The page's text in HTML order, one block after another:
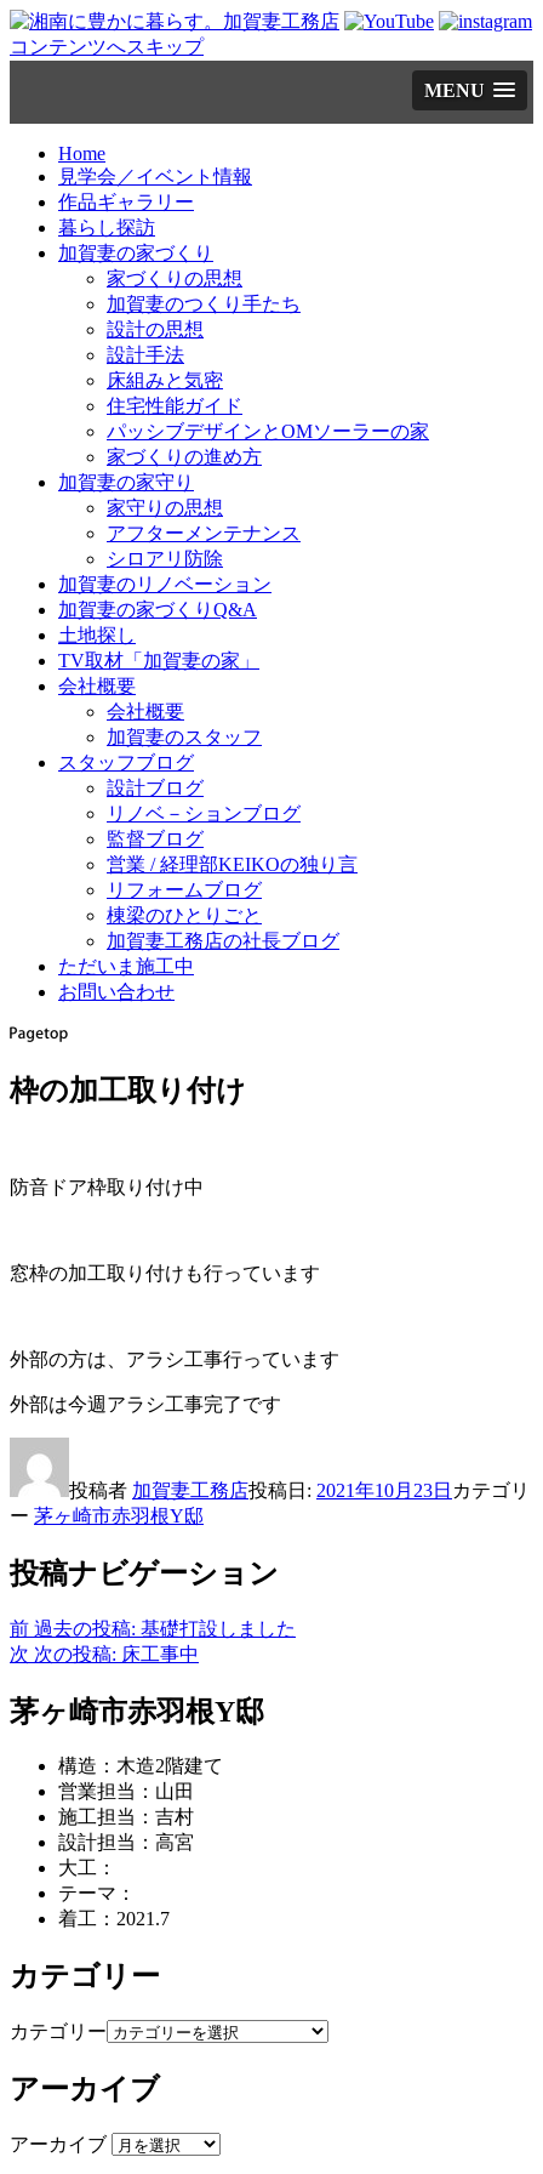
コンテンツへスキップ
MENU
Home
見学会／イベント情報
作品ギャラリー
暮らし探訪
加賀妻の家づくり
家づくりの思想
加賀妻のつくり手たち
設計の思想
設計手法
床組みと気密
住宅性能ガイド
パッシブデザインとOMソーラーの家
家づくりの進め方
加賀妻の家守り
家守りの思想
アフターメンテナンス
シロアリ防除
加賀妻のリノベーション
加賀妻の家づくりQ&A
土地探し
TV取材「加賀妻の家」
会社概要
会社概要
加賀妻のスタッフ
スタッフブログ
設計ブログ
リノベ－ションブログ
監督ブログ
営業 / 経理部KEIKOの独り言
リフォームブログ
棟梁のひとりごと
加賀妻工務店の社長ブログ
ただいま施工中
お問い合わせ
枠の加工取り付け
防音ドア枠取り付け中
窓枠の加工取り付けも行っています
外部の方は、アラシ工事行っています
外部は今週アラシ工事完了です
投稿者 加賀妻工務店投稿日: 2021年10月23日 カテゴリ
ー 茅ヶ崎市赤羽根Y邸
投稿ナビゲーション
前 過去の投稿: 基礎打設しました
次 次の投稿: 床工事中
茅ヶ崎市赤羽根Y邸
構造：木造2階建て
営業担当：山田
施工担当：吉村
設計担当：高宮
大工：
テーマ：
着工：2021.7
カテゴリー
カテゴリー
アーカイブ
アーカイブ